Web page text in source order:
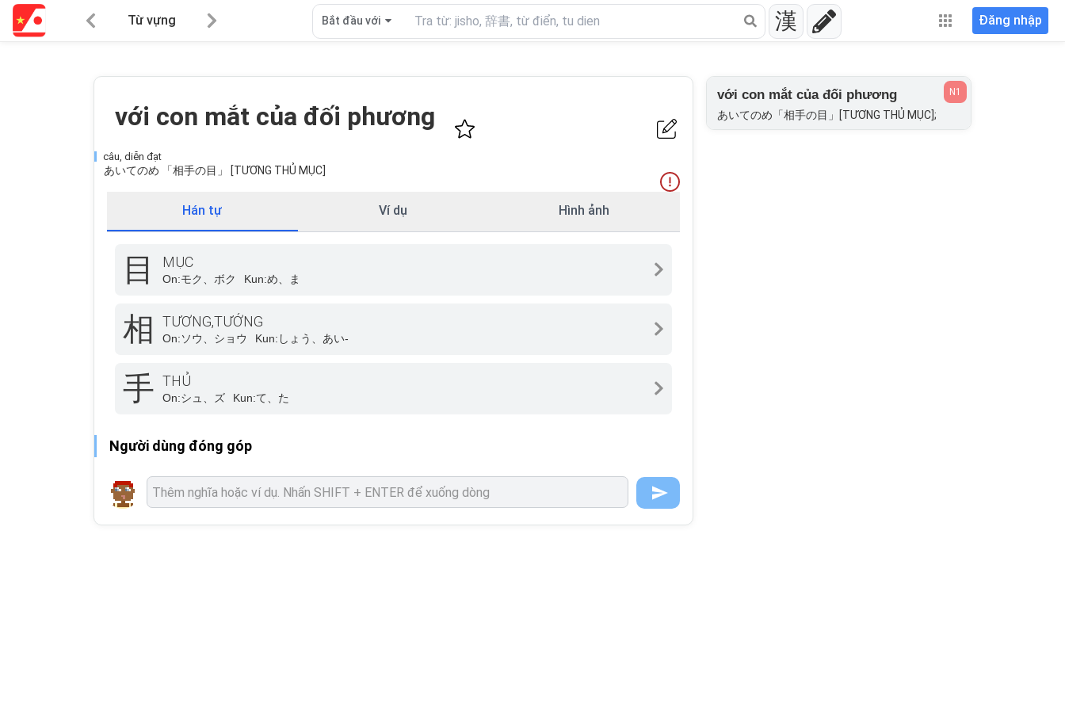
Từ vựng 漢
Bắt đầu với Đăng nhập
với con mắt của đối phương
câu, diễn đạt
あいてのめ 「相手の目」 [TƯƠNG THỦ MỤC]
Hán tự Ví dụ Hình ảnh
目 MỤC
On:モク、ボク Kun:め、ま
相 TƯƠNG,TƯỚNG
On:ソウ、ショウ Kun: しょう、あい-
手 THỦ
On:シュ、ズ Kun:て、た
Người dùng đóng góp
với con mắt của đối phương
あいてのめ「相手の目」[TƯƠNG THỦ MỤC];
N1